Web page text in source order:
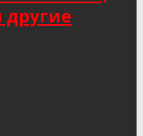
другие